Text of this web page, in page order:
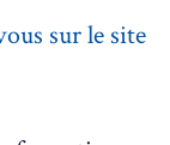
sur le site